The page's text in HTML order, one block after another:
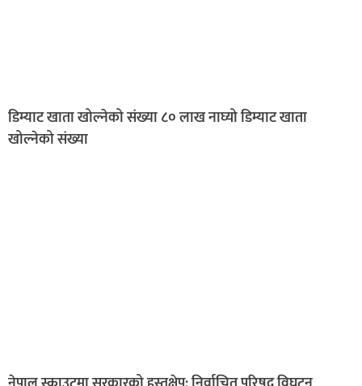
डिम्याट खाता खोल्नेको संख्या ८० लाख नाघ्यो डिम्याट खाता
खोल्नेको संख्या